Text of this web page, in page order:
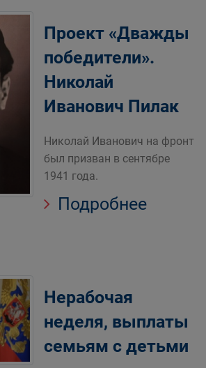
Проект «Дважды
победители».
Николай
Иванович Пилак
Николай Иванович на фронт
был призван в сентябре
1941 года.
Подробнее
Нерабочая
неделя, выплаты
семьям с детьми